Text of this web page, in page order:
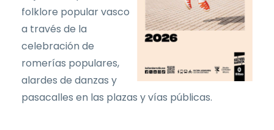
folklore popular vasco
a través de la
celebración de
romerías populares,
alardes de danzas y
pasacalles en las plazas y vías públicas.